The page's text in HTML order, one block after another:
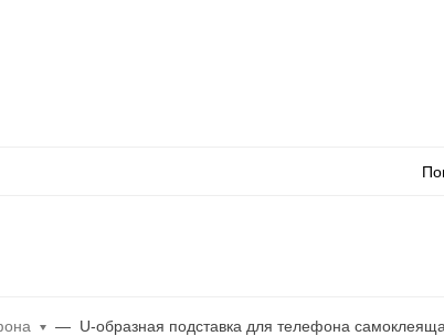
U-образная подставка для телефона